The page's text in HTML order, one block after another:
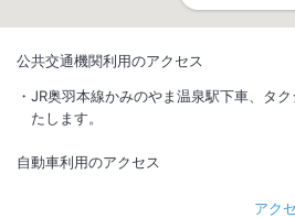
公共交通機関利用のアクセス
JR奥羽本線かみのやま温泉駅下車、タ
たします。
自動車利用のアクセス
アク